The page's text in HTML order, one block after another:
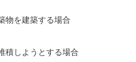
物を建築する場合
積しようとする場合